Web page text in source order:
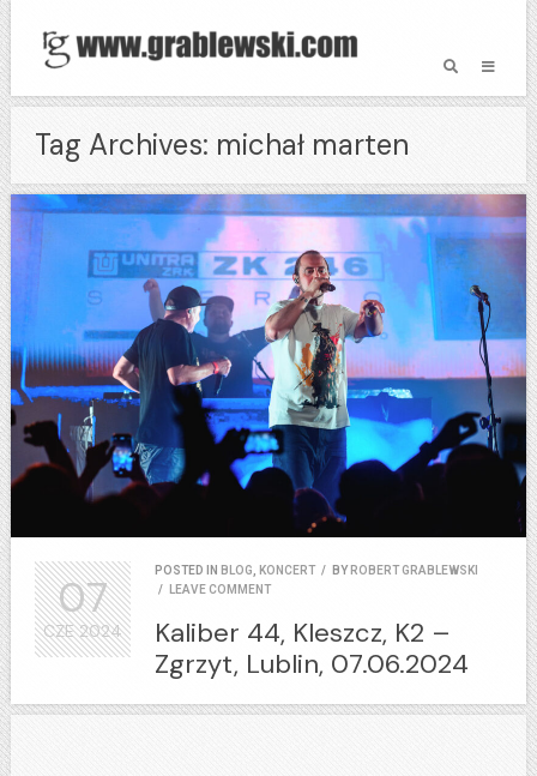
Tag Archives: michał marten
POSTED IN BLOG KONCERT / BY ROBERT GRABLEWSKI
/
LEAVE COMMENT
Kaliber 44, Kleszcz, K2 –
Zgrzyt, Lublin, 07.06.2024
07
CZE2024